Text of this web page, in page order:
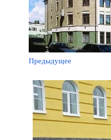
Предыдущее